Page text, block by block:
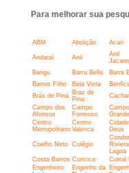
Para melhorar sua
ABM Abolição Acari
Andaraí Anil
Anil
Bangu Barra Bella Barra
Barros Filho
Bela Vista
Brás de Pina
Braz de
Pina
Campo dos
Afonsos
Campo
Formoso
Campo
Grande
Centro
Metropolitano
Centro
Valenca
Deus
Coelho Neto Colégio
Lagoa
Costa Barros Curicica Curral
Engenheiro
Engenho da